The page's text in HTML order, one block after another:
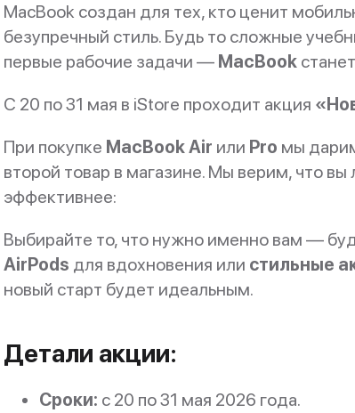
MacBook создан для тех, кто ценит
безупречный стиль. Будь то сложные
первые рабочие задачи — MacBook
С 20 по 31 мая в iStore проходит акция
При покупке MacBook Air или Pro мы
второй товар в магазине. Мы верим, что
эффективнее:
Выбирайте то, что нужно именно вам —
AirPods для вдохновения или стильные
новый старт будет идеальным.
Детали акции:
Сроки: с 20 по 31 мая 2026 года.